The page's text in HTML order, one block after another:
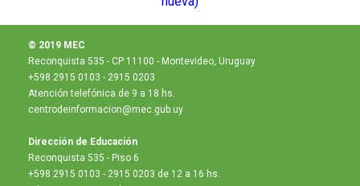
© 2019 MEC
Reconquista 535 - CP 11100 - Montevideo, Uruguay
+598 2915 0103 - 2915 0203
Atención telefónica de 9 a 18 hs.
centrodeinformacion@mec.gub.uy
Dirección de Educación
Reconquista 535 - Piso 6
+598 2915 0103 - 2915 0203 de 12 a 16 hs.